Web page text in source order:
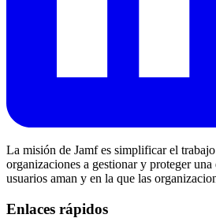
La misión de Jamf es simplificar el
organizaciones a gestionar y proteger
usuarios aman y en la que las
Enlaces rápidos